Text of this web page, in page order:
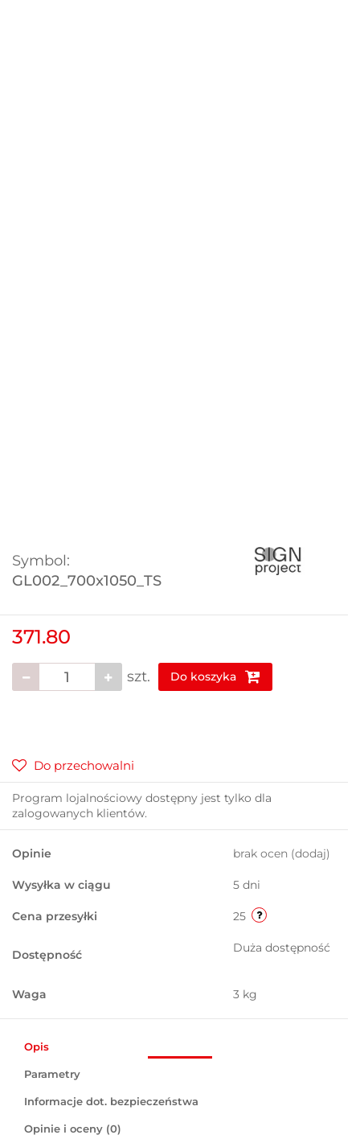
Symbol:
GL002_700x1050_TS
371.80
szt. Do koszyka
Do przechowalni
Program lojalnościowy dostępny jest tylko dla
zalogowanych klientów.
Opinie brak ocen (dodaj)
Wysyłka w ciągu 5 dni
Cena przesyłki 25
Dostępność Duża dostępność
Waga 3 kg
Opis
Parametry
Informacje dot. bezpieczeństwa
Opinie i oceny (0)